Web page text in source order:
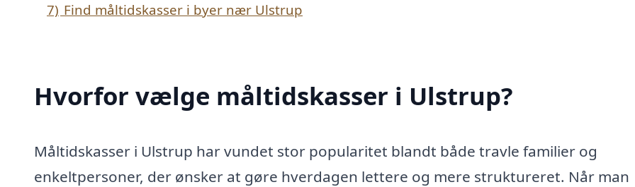
7) Find måltidskasser i byer nær Ulstrup
Hvorfor vælge måltidskasser i Ulstrup?
Måltidskasser i Ulstrup har vundet stor popularitet blandt både travle familier og
enkeltpersoner, der ønsker at gøre hverdagen lettere og mere struktureret. Når man